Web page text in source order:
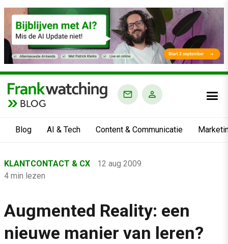
BLOG
Blog AI & Tech Content & Communicatie
›
Klantcontact & CX
›
KLANTCONTACT & CX
12 aug 2009
4 min lezen
Augmented Reality: een
nieuwe manier van leren?